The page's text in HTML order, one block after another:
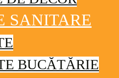
SANITARE
BUCĂTĂRIE